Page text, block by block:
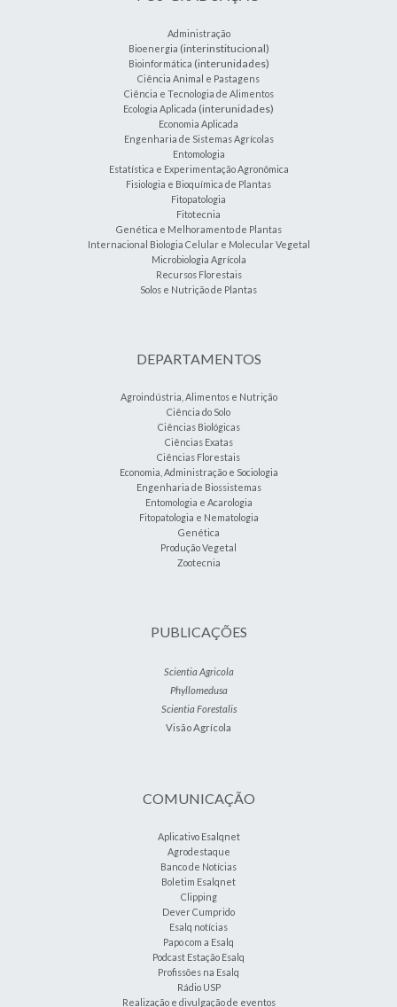
Administração
Bioenergia (interinstitucional)
Bioinformática (interunidades)
Ciência Animal e Pastagens
Ciência e Tecnologia de Alimentos
Ecologia Aplicada (interunidades)
Economia Aplicada
Engenharia de Sistemas Agrícolas
Entomologia
Estatística e Experimentação Agronômica
Fisiologia e Bioquímica de Plantas
Fitopatologia
Fitotecnia
Genética e Melhoramento de Plantas
Internacional Biologia Celular e Molecular Vegetal
Microbiologia Agrícola
Recursos Florestais
Solos e Nutrição de Plantas
DEPARTAMENTOS
Agroindústria, Alimentos e Nutrição
Ciência do Solo
Ciências Biológicas
Ciências Exatas
Ciências Florestais
Economia, Administração e Sociologia
Engenharia de Biossistemas
Entomologia e Acarologia
Fitopatologia e Nematologia
Genética
Produção Vegetal
Zootecnia
PUBLICAÇÕES
Scientia Agricola
Phyllomedusa
Scientia Forestalis
Visão Agrícola
COMUNICAÇÃO
Aplicativo Esalqnet
Agrodestaque
Banco de Notícias
Boletim Esalqnet
Clipping
Dever Cumprido
Esalq notícias
Papo com a Esalq
Podcast Estação Esalq
Profissões na Esalq
Rádio USP
Realização e divulgação de eventos